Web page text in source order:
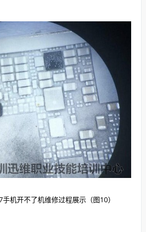
机开不了机维修过程展示（图10）